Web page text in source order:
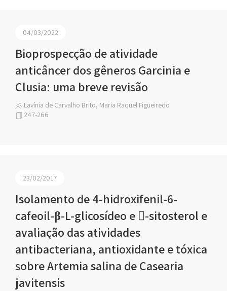
04/03/2022
Bioprospecção de atividade
anticâncer dos gêneros Garcinia e
Clusia: uma breve revisão
Lavínia de Carvalho Brito, Maria Raquel Figueiredo
247-266
23/02/2017
Isolamento de 4-hidroxifenil-6-
cafeoil-β-L-glicosídeo e -sitosterol e
avaliação das atividades
antibacteriana, antioxidante e tóxica
sobre Artemia salina de Casearia
javitensis